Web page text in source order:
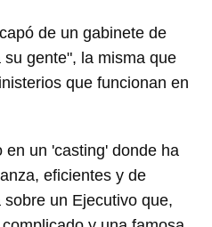
de un gabinete de
gente", la misma que
que funcionan en
un 'casting' donde ha
eficientes y de
un Ejecutivo que,